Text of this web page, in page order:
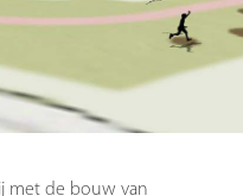
met de bouw van